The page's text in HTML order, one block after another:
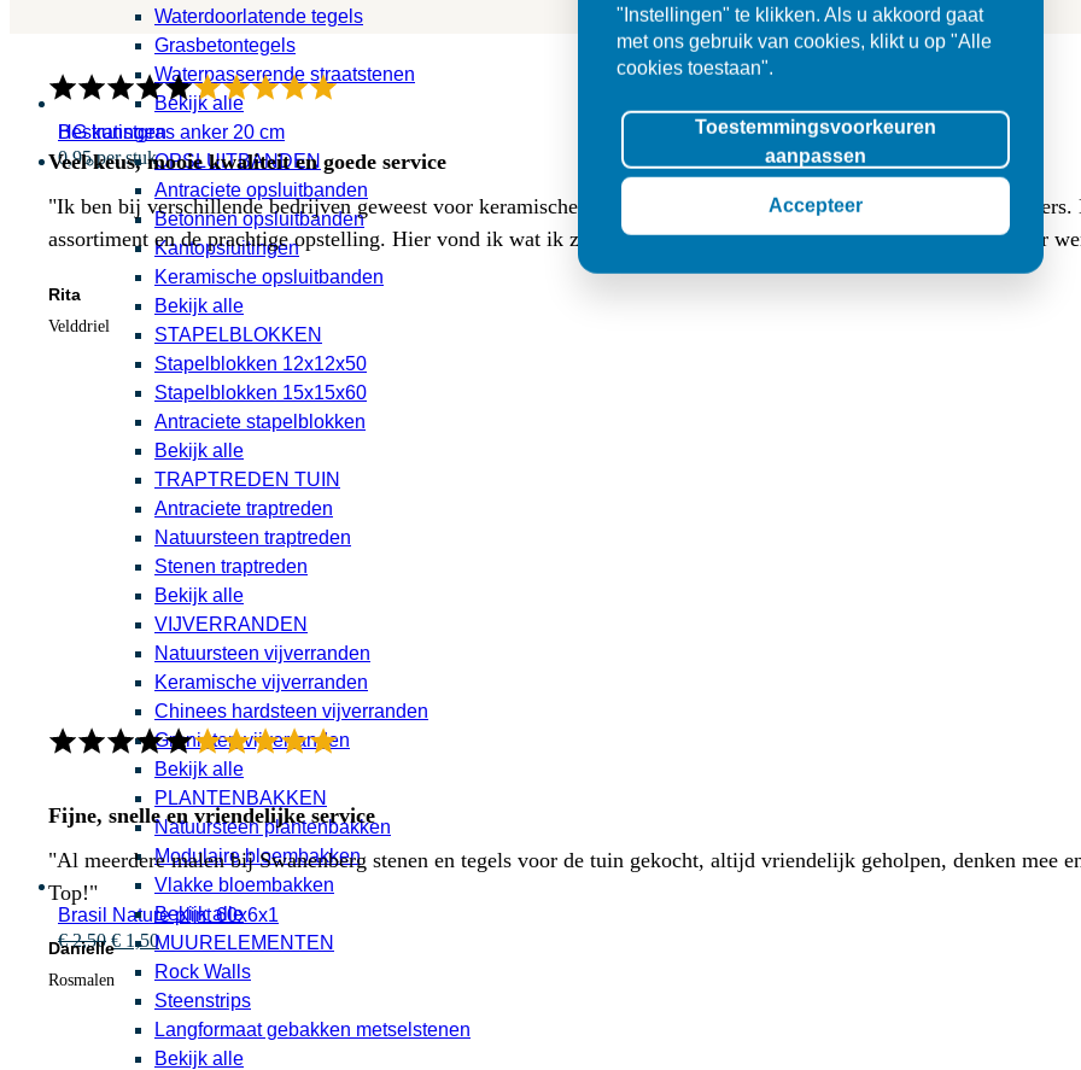
HG kunstgras anker 20 cm
0,95 per stuk
Brasil Nature plint 60x6x1
€2,50 Oorspronkelijke
prijs
was:
€ 2,50.
€ 1,50Huidige
prijs
is:
€ 1,50.
Waterdoorlatende tegels
Grasbetontegels
Waterpasserende straatstenen
Bekijk alle
Bestratingen
OPSLUITBANDEN
Antraciete opsluitbanden
Betonnen opsluitbanden
Kantopsluitingen
Keramische opsluitbanden
Bekijk alle
STAPELBLOKKEN
Stapelblokken 12x12x50
Stapelblokken 15x15x60
Antraciete stapelblokken
Bekijk alle
TRAPTREDEN TUIN
Antraciete traptreden
Natuursteen traptreden
Stenen traptreden
Bekijk alle
VIJVERRANDEN
Natuursteen vijverranden
Keramische vijverranden
Chinees hardsteen vijverranden
Granieten vijverranden
Bekijk alle
PLANTENBAKKEN
Natuursteen plantenbakken
Modulaire bloembakken
Vlakke bloembakken
Bekijk alle
MUURELEMENTEN
Rock Walls
Steenstrips
Langformaat gebakken metselstenen
Bekijk alle
Veel keus, mooie kwaliteit en goede service
"Ik ben bij verschillende bedrijven geweest voor keramische buitentegels (3 cm dik, 80x80) en (luxe lange)
assortiment en de prachtige opstelling. Hier vond ik wat ik zocht. Ik werd er met veel geduld goed geholpen en er
Rita
Velddriel
Fijne, snelle en vriendelijke service
"Al meerdere malen bij Swanenberg stenen en tegels voor de tuin gekocht, altijd vriendelijk geholpen, denken mee
Top!"
Danielle
Rosmalen
"Instellingen" te klikken. Als u akkoord gaat
met ons gebruik van cookies, klikt u op "Alle
cookies toestaan".
Toestemmingsvoorkeuren
aanpassen
Accepteer